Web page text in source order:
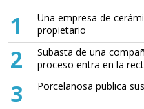
1
Una empresa de
propietario
2
Subasta de una
proceso entra en la
3 Porcelanosa publica